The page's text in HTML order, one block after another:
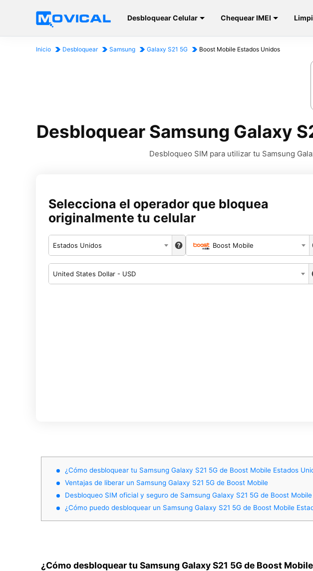
Desbloquear Celular Chequear IMEI
Inicio Desbloquear Samsung Galaxy S21 5G Boost Mobile Estados Unidos
Desbloquear Samsung Galaxy
Desbloqueo SIM para utilizar tu Samsung
Selecciona el operador que bloquea
originalmente tu celular
Estados Unidos Boost Mobile
United States Dollar - USD
¿Cómo desbloquear tu Samsung Galaxy S21 5G de Boost Mobile Estados
Ventajas de liberar un Samsung Galaxy S21 5G de Boost Mobile
Desbloqueo SIM oficial y seguro de Samsung Galaxy S21 5G de Boost
¿Cómo puedo desbloquear un Samsung Galaxy S21 5G de Boost Mobile
¿Cómo desbloquear tu Samsung Galaxy S21 5G de Boost